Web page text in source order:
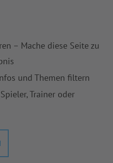
– Mache diese Seite zu
und Themen filtern
Trainer oder